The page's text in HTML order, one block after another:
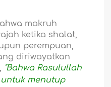
makruh
ketika shalat,
perempuan,
diriwayatkan
, "Bahwa Rasulullah
menutup